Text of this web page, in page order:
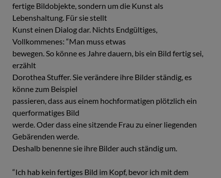
fertige Bildobjekte, sondern um die Kunst als
Lebenshaltung. Für sie stellt
Kunst einen Dialog dar. Nichts Endgültiges,
Vollkommenes: “Man muss etwas
bewegen. So könne es Jahre dauern, bis ein Bild fertig sei,
erzählt
Dorothea Stuffer. Sie verändere ihre Bilder ständig, es
könne zum Beispiel
passieren, dass aus einem hochformatigen plötzlich ein
querformatiges Bild
werde. Oder dass eine sitzende Frau zu einer liegenden
Gebärenden werde.
Deshalb benenne sie ihre Bilder auch ständig um.
“Ich hab kein fertiges Bild im Kopf, bevor ich mit dem